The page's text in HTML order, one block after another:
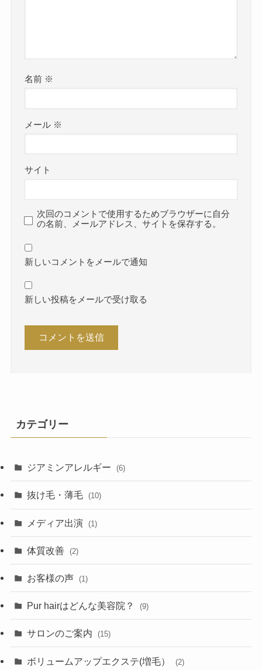
名前 ※
メール ※
サイト
次回のコメントで使用するためブラウザーに自分
の名前、メールアドレス、サイトを保存する。
新しいコメントをメールで通知
新しい投稿をメールで受け取る
カテゴリー
ジアミンアレルギー (6)
抜け毛・薄毛 (10)
メディア出演 (1)
体質改善 (2)
お客様の声 (1)
Pur hairはどんな美容院？ (9)
サロンのご案内 (15)
ボリュームアップエクステ(増毛） (2)